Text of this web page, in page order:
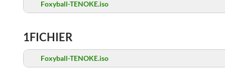
Foxyball-TENOKE.iso
1FICHIER
Foxyball-TENOKE.iso